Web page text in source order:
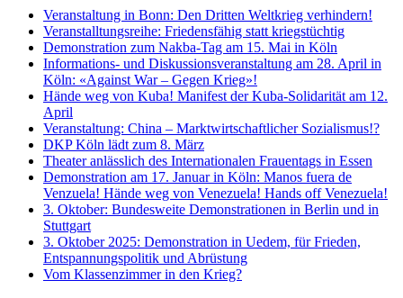
Veranstaltung in Bonn: Den Dritten Weltkrieg verhindern!
Veranstalltungsreihe: Friedensfähig statt kriegstüchtig
Demonstration zum Nakba-Tag am 15. Mai in Köln
Informations- und Diskussionsveranstaltung am 28. April in
Köln: «Against War – Gegen Krieg»!
Hände weg von Kuba! Manifest der Kuba-Solidarität am 12.
April
Veranstaltung: China – Marktwirtschaftlicher Sozialismus!?
DKP Köln lädt zum 8. März
Theater anlässlich des Internationalen Frauentags in Essen
Demonstration am 17. Januar in Köln: Manos fuera de
Venzuela! Hände weg von Venezuela! Hands off Venezuela!
3. Oktober: Bundesweite Demonstrationen in Berlin und in
Stuttgart
3. Oktober 2025: Demonstration in Uedem, für Frieden,
Entspannungspolitik und Abrüstung
Vom Klassenzimmer in den Krieg?